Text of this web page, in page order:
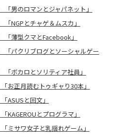
男のロマンとジャパネット」
NGPとチャゲ＆ムスカ」
薄型クマとFacebook」
「パクリブログとソーシャルゲー
ボカロとソリティア社員」
お正月読むトゥギャり30本」
ASUSと回文」
KAGEROUとプログラマ」
ミサワ女子と乳揺れゲーム」